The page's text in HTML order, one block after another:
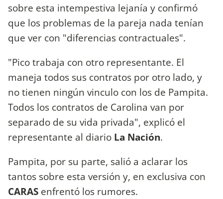
sobre esta intempestiva lejanía y confirmó
que los problemas de la pareja nada tenían
que ver con "diferencias contractuales".
"Pico trabaja con otro representante. El
maneja todos sus contratos por otro lado, y
no tienen ningún vinculo con los de Pampita.
Todos los contratos de Carolina van por
separado de su vida privada", explicó el
representante al diario La Nación.
Pampita, por su parte, salió a aclarar los
tantos sobre esta versión y, en exclusiva con
CARAS enfrentó los rumores.